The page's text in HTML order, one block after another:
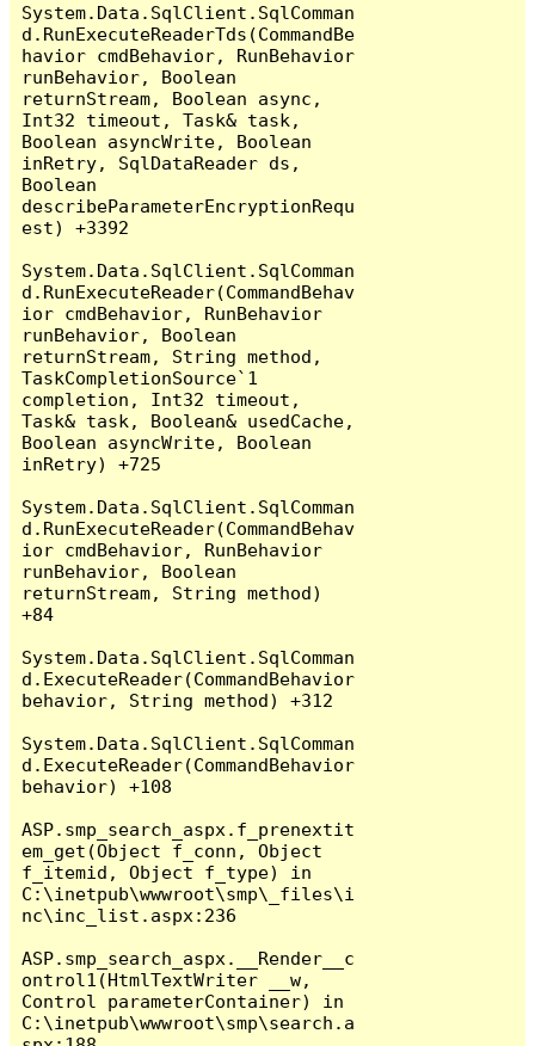
System.Data.SqlClient.SqlComman
d.RunExecuteReaderTds(CommandBe
havior cmdBehavior, RunBehavior
runBehavior, Boolean
returnStream, Boolean async,
Int32 timeout, Task& task,
Boolean asyncWrite, Boolean
inRetry, SqlDataReader ds,
Boolean
describeParameterEncryptionRequ
est) +3392
System.Data.SqlClient.SqlComman
d.RunExecuteReader(CommandBehav
ior cmdBehavior, RunBehavior
runBehavior, Boolean
returnStream, String method,
TaskCompletionSource`1
completion, Int32 timeout,
Task& task, Boolean& usedCache,
Boolean asyncWrite, Boolean
inRetry) +725
System.Data.SqlClient.SqlComman
d.RunExecuteReader(CommandBehav
ior cmdBehavior, RunBehavior
runBehavior, Boolean
returnStream, String method)
+84
System.Data.SqlClient.SqlComman
d.ExecuteReader(CommandBehavior
behavior, String method) +312
System.Data.SqlClient.SqlComman
d.ExecuteReader(CommandBehavior
behavior) +108
ASP.smp_search_aspx.f_prenextit
em_get(Object f_conn, Object
f_itemid, Object f_type) in
C:\inetpub\wwwroot\smp\_files\i
nc\inc_list.aspx:236
ASP.smp_search_aspx.__Render__c
ontrol1(HtmlTextWriter __w,
Control parameterContainer) in
C:\inetpub\wwwroot\smp\search.a